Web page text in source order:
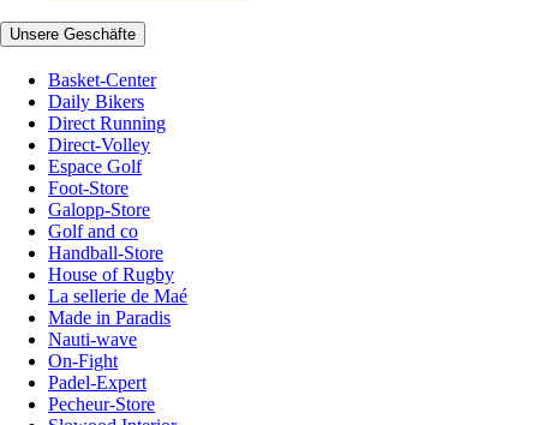
Unsere Geschäfte
Basket-Center
Daily Bikers
Direct Running
Direct-Volley
Espace Golf
Foot-Store
Galopp-Store
Golf and co
Handball-Store
House of Rugby
La sellerie de Maé
Made in Paradis
Nauti-wave
On-Fight
Padel-Expert
Pecheur-Store